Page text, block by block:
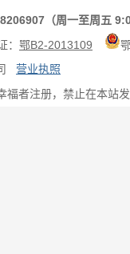
（周一至周五
： 鄂B2-2013109
营业执照
福者注册，禁止在本站